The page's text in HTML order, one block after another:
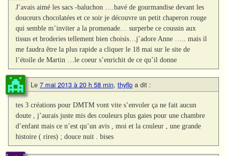
J’avais aimé les sacs -baluchon ….bavé de gourmandise devant les
douceurs chocolatées et ce soir je découvre un petit chaperon rouge
qui semble m’inviter a la promenade… surperbe ce coussin aux
tissus et broderies tellement bien choisis…j’adore Anne ….. mais il
me faudra être la plus rapide a cliquer le 18 mai sur le site de
l’étoile de Martin …le coeur s’enrichit de ce qu’il donne
Le 7 mai 2013 à 20 h 58 min, thyflo a dit :
tes 3 créations pour DMTM vont vite s’envoler ça ne fait aucun
doute , j’aurais juste mis des couleurs plus gaies pour une chambre
d’enfant mais ce n’est qu’un avis , moi et la couleur , une grande
histoire ( rires) ; douce nuit . bises